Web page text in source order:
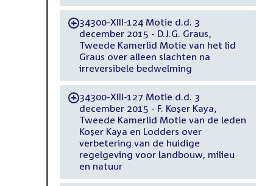
-34300-XIII-124 Motie d.d. 3
december 2015 - D.J.G. Graus,
Tweede Kamerlid Motie van het lid
Graus over alleen slachten na
irreversibele bedwelming
-34300-XIII-127 Motie d.d. 3
december 2015 - F. Koşer Kaya,
Tweede Kamerlid Motie van de leden
Koşer Kaya en Lodders over
verbetering van de huidige
regelgeving voor landbouw, milieu
en natuur